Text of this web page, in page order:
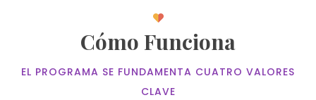
Cómo Funciona
EL PROGRAMA SE FUNDAMENTA CUATRO VALORES
CLAVE